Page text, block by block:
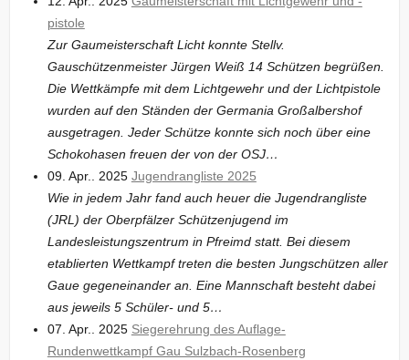
pistole
Zur Gaumeisterschaft Licht konnte Stellv.
Gauschützenmeister Jürgen Weiß 14 Schützen begrüßen.
Die Wettkämpfe mit dem Lichtgewehr und der Lichtpistole
wurden auf den Ständen der Germania Großalbershof
ausgetragen. Jeder Schütze konnte sich noch über eine
Schokohasen freuen der von der OSJ…
09. Apr.. 2025 Jugendrangliste 2025
Wie in jedem Jahr fand auch heuer die Jugendrangliste
(JRL) der Oberpfälzer Schützenjugend im
Landesleistungszentrum in Pfreimd statt. Bei diesem
etablierten Wettkampf treten die besten Jungschützen aller
Gaue gegeneinander an. Eine Mannschaft besteht dabei
aus jeweils 5 Schüler- und 5…
07. Apr.. 2025 Siegerehrung des Auflage-
Rundenwettkampf Gau Sulzbach-Rosenberg